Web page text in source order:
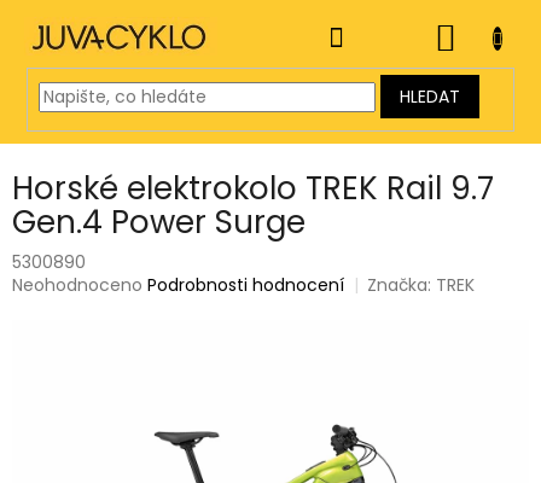
obsah
HLEDAT
KOŠÍK
Horské elektrokolo TREK Rail 9.7
Gen.4 Power Surge
5300890
Průměrné
Neohodnoceno Podrobnosti hodnocení Značka: TREK